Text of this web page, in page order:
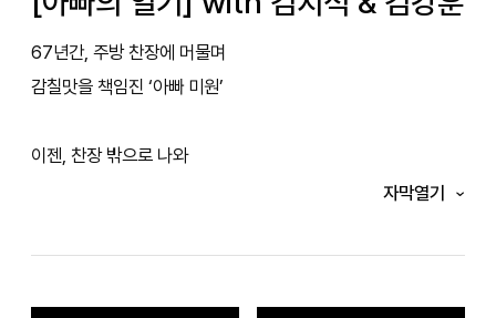
67년간, 주방 찬장에 머물며
감칠맛을 책임진 ‘아빠 미원’
이젠, 찬장 밖으로 나와
꿈도 성격도, 무게만큼이나 다른
자막열기